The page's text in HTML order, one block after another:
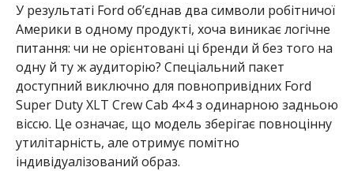
У результаті Ford об’єднав два символи робітничої
Америки в одному продукті, хоча виникає логічне
питання: чи не орієнтовані ці бренди й без того на
одну й ту ж аудиторію? Спеціальний пакет
доступний виключно для повнопривідних Ford
Super Duty XLT Crew Cab 4×4 з одинарною задньою
віссю. Це означає, що модель зберігає повноцінну
утилітарність, але отримує помітно
індивідуалізований образ.